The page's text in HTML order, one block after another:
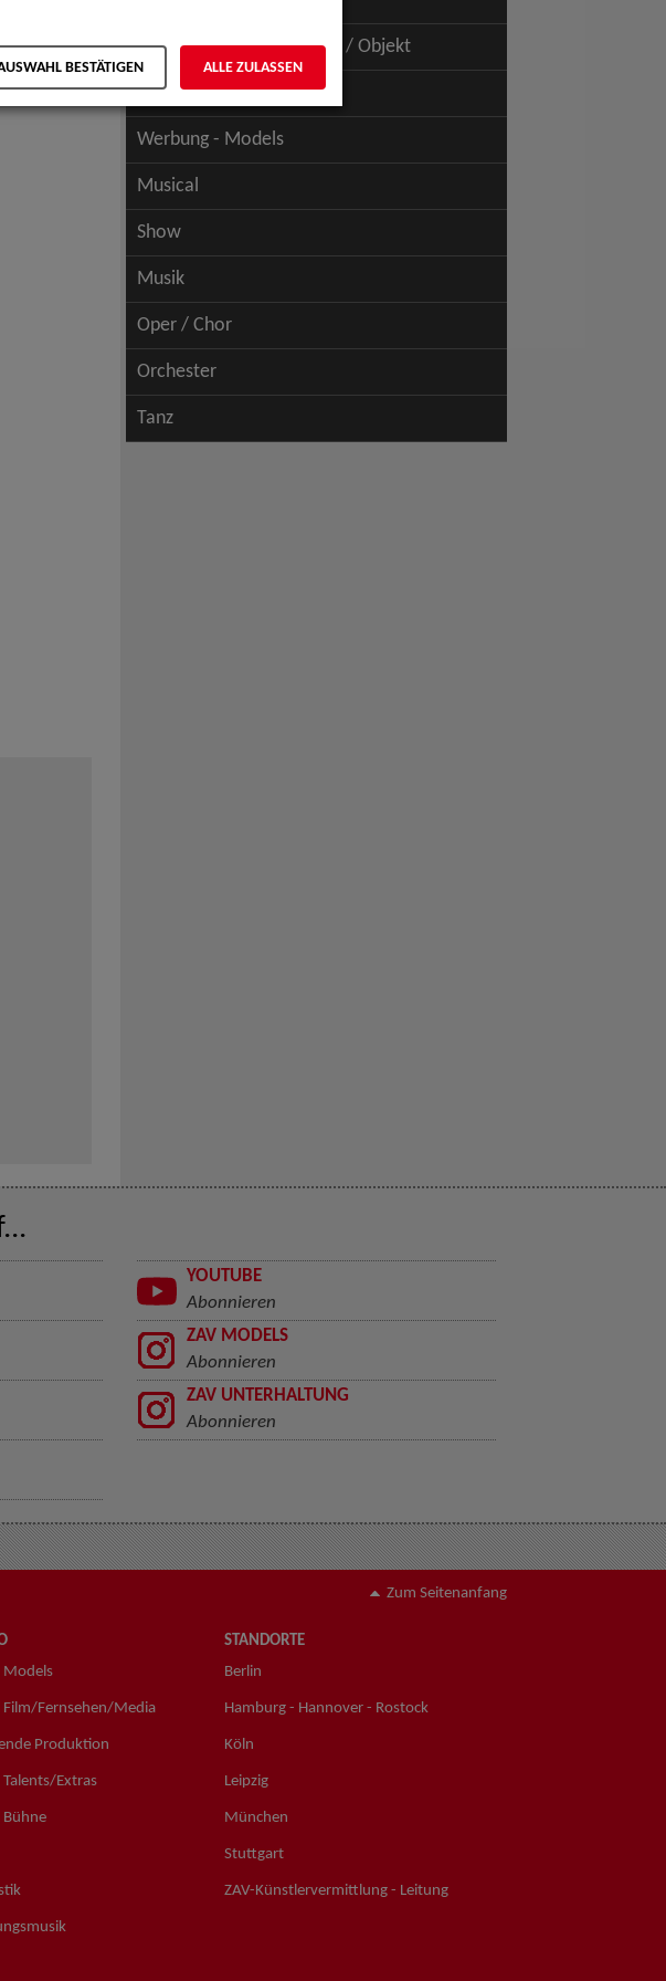
Schauspiel - Figur / Puppe / Objekt
Werbung - Talents
Werbung - Models
Musical
Show
Musik
Oper / Chor
Orchester
Tanz
YOUTUBE
Abonnieren
ZAV MODELS
Abonnieren
ZAV UNTERHALTUNG
Abonnieren
Zum Seitenanfang
Models
Film/Fernsehen/Media
Produktion
Extras
Bühne
STANDORTE
Berlin
Hamburg - Hannover - Rostock
Köln
Leipzig
München
Stuttgart
ZAV-Künstlervermittlung - Leitung
BESTÄTIGEN ALLE ZULASSEN